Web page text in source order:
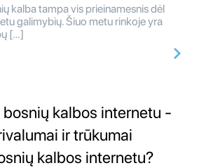
kalba tampa vis prieinamesnis dėl
galimybių. Šiuo metu rinkoje yra
[…]
kalbos internetu -
ir trūkumai
kalbos internetu?